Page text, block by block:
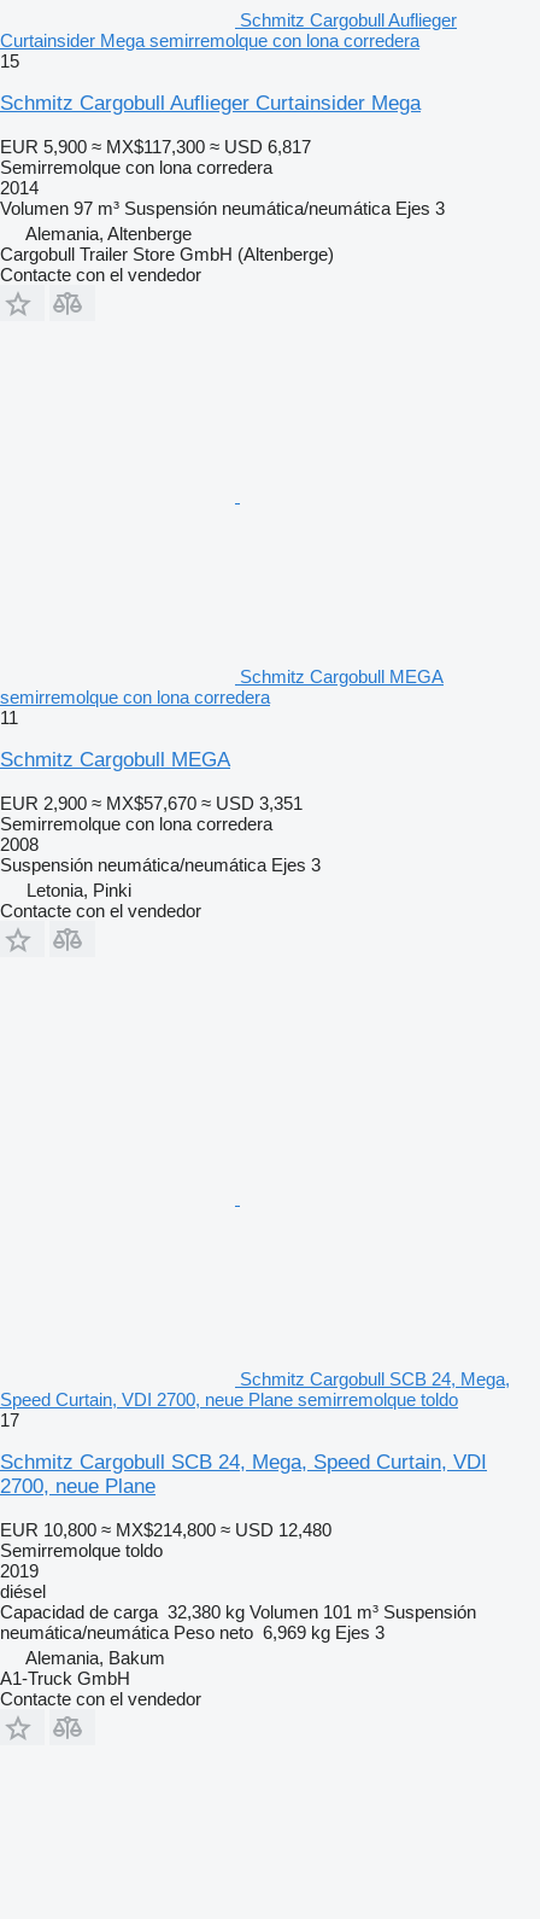
Schmitz Cargobull Auflieger
Curtainsider Mega semirremolque con lona corredera
15
Schmitz Cargobull Auflieger Curtainsider Mega
EUR 5,900 ≈ MX$117,300 ≈ USD 6,817
Semirremolque con lona corredera
2014
Volumen 97 m³ Suspensión neumática/neumática Ejes 3
Alemania, Altenberge
Cargobull Trailer Store GmbH (Altenberge)
Contacte con el vendedor
Schmitz Cargobull MEGA
semirremolque con lona corredera
11
Schmitz Cargobull MEGA
EUR 2,900 ≈ MX$57,670 ≈ USD 3,351
Semirremolque con lona corredera
2008
Suspensión neumática/neumática Ejes 3
Letonia, Pinki
Contacte con el vendedor
Schmitz Cargobull SCB 24, Mega,
Speed Curtain, VDI 2700, neue Plane semirremolque toldo
17
Schmitz Cargobull SCB 24, Mega, Speed Curtain, VDI
2700, neue Plane
EUR 10,800 ≈ MX$214,800 ≈ USD 12,480
Semirremolque toldo
2019
diésel
Capacidad de carga 32,380 kg Volumen 101 m³ Suspensión
neumática/neumática Peso neto 6,969 kg Ejes 3
Alemania, Bakum
A1-Truck GmbH
Contacte con el vendedor